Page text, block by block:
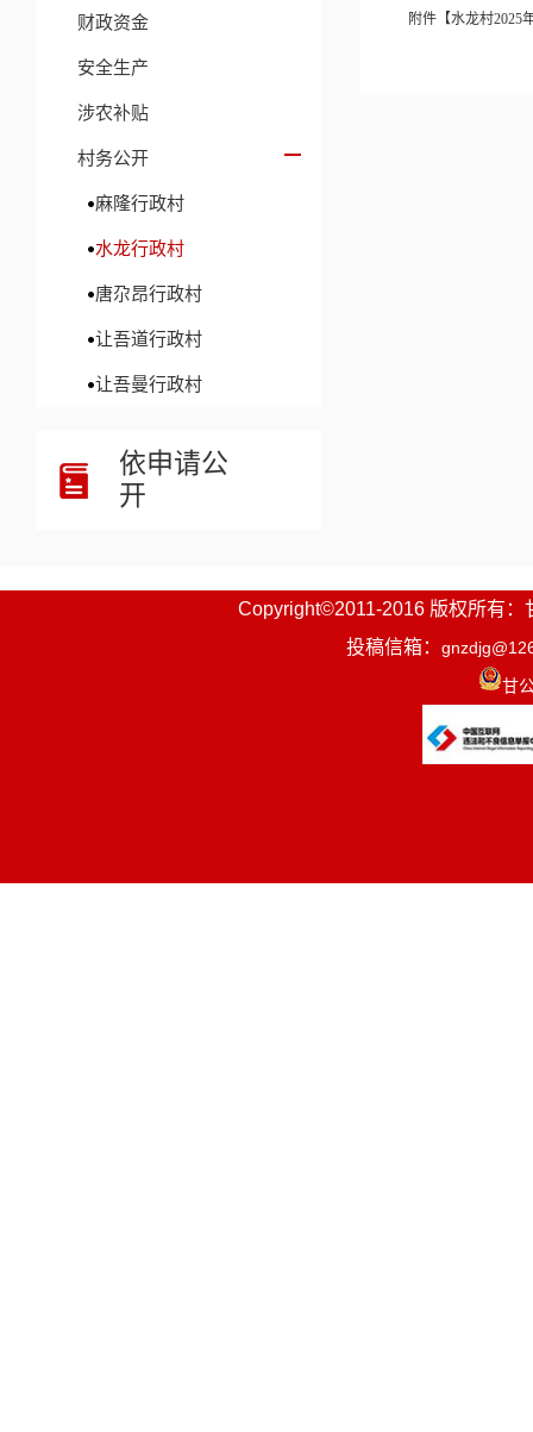
财政资金
安全生产
涉农补贴
村务公开
麻隆行政村
水龙行政村
唐尕昂行政村
让吾道行政村
让吾曼行政村
依申请公
开
附件【水龙村2025
Copyright©2011-2016 版权所有：
投稿信箱：
甘